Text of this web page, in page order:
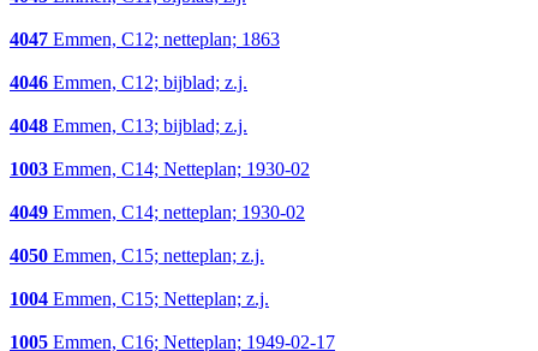
4047 Emmen, C12; netteplan; 1863
4046 Emmen, C12; bijblad; z.j.
4048 Emmen, C13; bijblad; z.j.
1003 Emmen, C14; Netteplan; 1930-02
4049 Emmen, C14; netteplan; 1930-02
4050 Emmen, C15; netteplan; z.j.
1004 Emmen, C15; Netteplan; z.j.
1005 Emmen, C16; Netteplan; 1949-02-17